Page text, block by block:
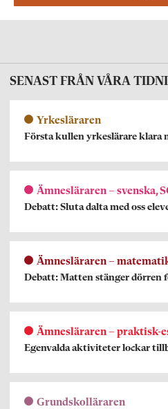
SENAST FRÅN VÅRA
Yrkesläraren
Första kullen yrkeslärare klara
Ämnesläraren – svenska,
Debatt: Sluta dalta med oss
Ämnesläraren –
Debatt: Matten stänger dörren
Ämnesläraren – praktisk-
Egenvalda aktiviteter lockar
Grundskolläraren